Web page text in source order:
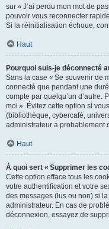
sur « J’ai perdu mon mot de
pouvoir vous reconnecter
Si la réinitialisation échoue,
Haut
Pourquoi suis-je déconnecté
Sans la case « Se souvenir de
connecté que pendant une
compte par quelqu’un d’autre.
moi ». Évitez cette option si
(bibliothèque, cybercafé,
administrateur a probablement
Haut
À quoi sert « Supprimer les
Cette option efface tous les
votre authentification et votre
des messages (lus ou non) si
administrateur. En cas de
déconnexion, essayez de